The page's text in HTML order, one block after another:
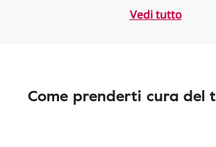
Vedi tutto
Come prenderti cura del